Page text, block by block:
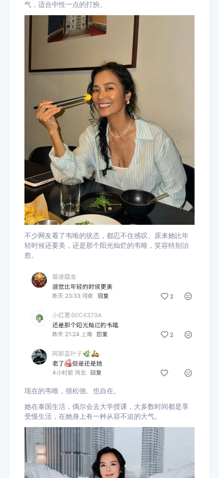
气，适合中性一点的打扮。
不少网友看了韦唯的状态，都忍不住感叹、原来她比年
轻时候还要美，还是那个阳光灿烂的韦唯，笑容特别治
愈。
现在的韦唯，很松弛、也自在。
她在泰国生活，偶尔会去大学授课，大多数时间都是享
受慢生活，在她身上有一种从容不迫的大气。